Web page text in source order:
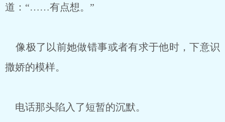
道：“……有点想。”
像极了以前她做错事或者有求于他时，下意识
撒娇的模样。
电话那头陷入了短暂的沉默。